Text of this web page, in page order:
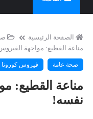
الصفحة الرئيسية
مناعة القطيع: مواجهة
صحة عامة فيروس كورونا
مناعة القطيع:
نفسه!